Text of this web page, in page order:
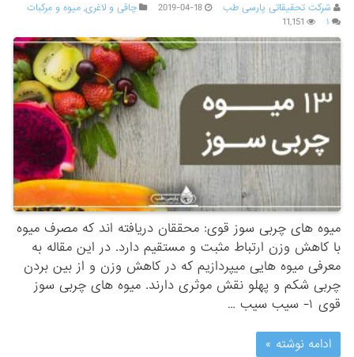
شرکت تحقیقاتی پارسی طب 2019-04-18 چاقی و لاغری,میوه و مرکبات
۱
11,151
میوه های چربی سوز قوی: محققان دریافته اند که مصرف میوه
با کاهش وزن ارتباط مثبت و مستقیم دارد. در این مقاله به
معرفی میوه هایی میپردازیم که در کاهش وزن و از بین بردن
چربی شکم و پهلو نقش موثری دارند. میوه های چربی سوز
قوی ۱- سیب سیب …
ادامه نوشته »